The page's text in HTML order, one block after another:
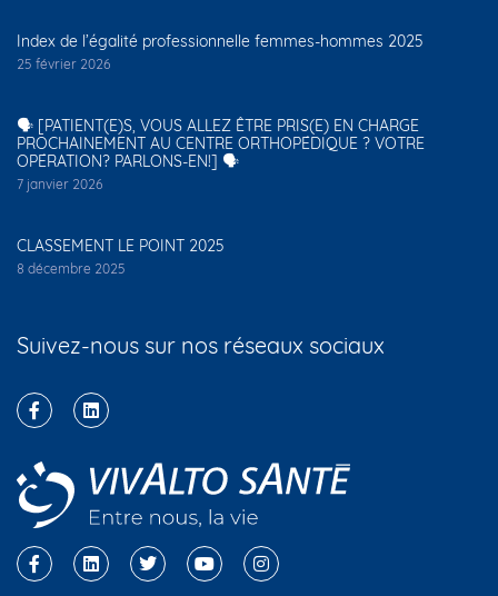
Index de l’égalité professionnelle femmes-hommes 2025
25 février 2026
🗣️ [PATIENT(E)S, VOUS ALLEZ ÊTRE PRIS(E) EN CHARGE
PROCHAINEMENT AU CENTRE ORTHOPÉDIQUE ? VOTRE
OPÉRATION? PARLONS-EN!] 🗣️
7 janvier 2026
CLASSEMENT LE POINT 2025
8 décembre 2025
Suivez-nous sur nos réseaux sociaux